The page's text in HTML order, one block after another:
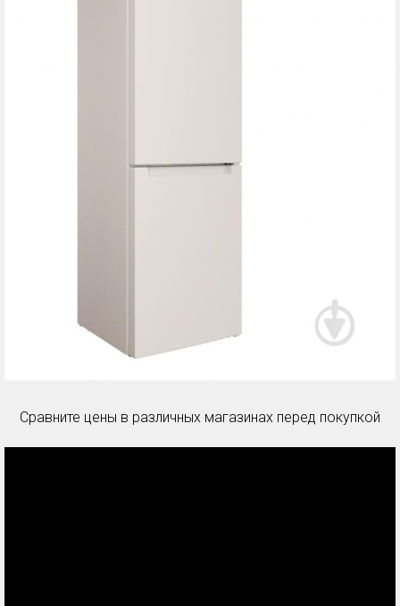
Сравните цены в различных магазинах перед покупкой